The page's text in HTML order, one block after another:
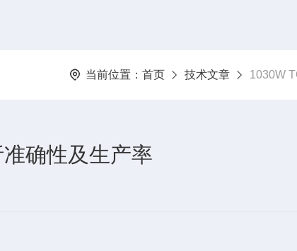
当前位置： 首页 技术文章 1030W
确性及生产率